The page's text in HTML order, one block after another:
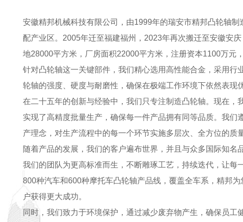
安徽精邦机械科技有限公司，由1999年的瑞安市精邦凸轮轴
配产业区。2005年迁至福建福州，2023年再次搬迁至安徽安
地28000平方米，厂房面积22000平方米，注册资本1100万元
针对凸轮轴这一关键部件，我们精心选用高性能合金，采用行
轮轴的强度、硬度与耐磨性，确保在极端工作环境下依然表现优
在二十五年的创新与经验中，我们只专注制造凸轮轴。现在，
实现了高精度批量生产，确保每一件产品拥有同等品质。我们
产理念，对生产流程中的每一个环节实施多层次、全方位的质
随着产品的发展，我们的客户遍布世界，并且与众多国际知名
我们的团队为更高标准而生，不断雕琢工艺，持续迭代，让每
800种汽车和600种摩托车凸轮轴产品线，覆盖全车系，精邦
户获得更大成功。
同时，我们致力于环境保护，通过减少废弃物产生，确保员